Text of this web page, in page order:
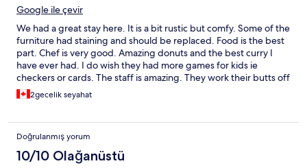
Google ile çevir
We had a great stay here. It is a bit rustic but comfy. Some of the
furniture had staining and should be replaced. Food is the best
part. Chef is very good. Amazing donuts and the best curry I
have ever had. I do wish they had more games for kids ie
checkers or cards. The staff is amazing. They work their butts off
to make sure you are happy. Please tip them. You are a terrible
person if you do not tip the service staff in Africa. I do not care
2gecelik seyahat
Doğrulanmış yorum
10/10 Olağanüstü